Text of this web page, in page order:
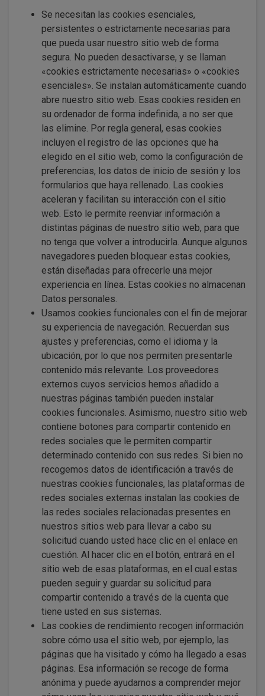
Se necesitan las cookies esenciales,
persistentes o estrictamente necesarias para
que pueda usar nuestro sitio web de forma
segura. No pueden desactivarse, y se llaman
«cookies estrictamente necesarias» o «cookies
esenciales». Se instalan automáticamente cuando
abre nuestro sitio web. Esas cookies residen en
su ordenador de forma indefinida, a no ser que
las elimine. Por regla general, esas cookies
incluyen el registro de las opciones que ha
elegido en el sitio web, como la configuración de
preferencias, los datos de inicio de sesión y los
formularios que haya rellenado. Las cookies
aceleran y facilitan su interacción con el sitio
web. Esto le permite reenviar información a
distintas páginas de nuestro sitio web, para que
no tenga que volver a introducirla. Aunque algunos
navegadores pueden bloquear estas cookies,
están diseñadas para ofrecerle una mejor
experiencia en línea. Estas cookies no almacenan
Datos personales.
Usamos cookies funcionales con el fin de mejorar
su experiencia de navegación. Recuerdan sus
ajustes y preferencias, como el idioma y la
ubicación, por lo que nos permiten presentarle
contenido más relevante. Los proveedores
externos cuyos servicios hemos añadido a
nuestras páginas también pueden instalar
cookies funcionales. Asimismo, nuestro sitio web
contiene botones para compartir contenido en
redes sociales que le permiten compartir
determinado contenido con sus redes. Si bien no
recogemos datos de identificación a través de
nuestras cookies funcionales, las plataformas de
redes sociales externas instalan las cookies de
las redes sociales relacionadas presentes en
nuestros sitios web para llevar a cabo su
solicitud cuando usted hace clic en el enlace en
cuestión. Al hacer clic en el botón, entrará en el
sitio web de esas plataformas, en el cual estas
pueden seguir y guardar su solicitud para
compartir contenido a través de la cuenta que
tiene usted en sus sistemas.
Las cookies de rendimiento recogen información
sobre cómo usa el sitio web, por ejemplo, las
páginas que ha visitado y cómo ha llegado a esas
páginas. Esa información se recoge de forma
anónima y puede ayudarnos a comprender mejor